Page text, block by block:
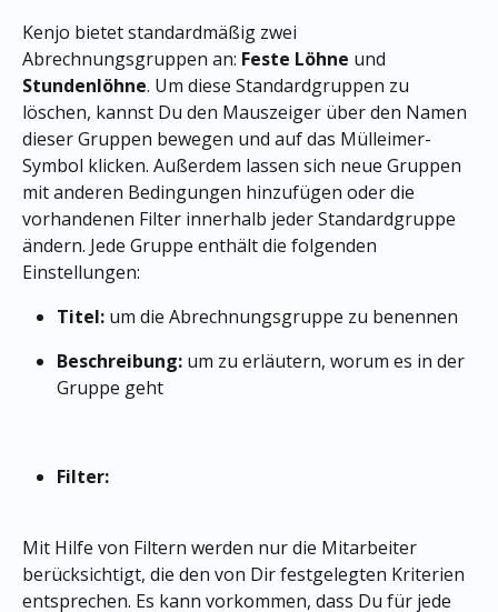
Kenjo bietet standardmäßig zwei
Abrechnungsgruppen an: Feste Löhne und
Stundenlöhne. Um diese Standardgruppen zu
löschen, kannst Du den Mauszeiger über den Namen
dieser Gruppen bewegen und auf das Mülleimer-
Symbol klicken. Außerdem lassen sich neue Gruppen
mit anderen Bedingungen hinzufügen oder die
vorhandenen Filter innerhalb jeder Standardgruppe
ändern. Jede Gruppe enthält die folgenden
Einstellungen:
Titel: um die Abrechnungsgruppe zu benennen
Beschreibung: um zu erläutern, worum es in der
Gruppe geht
Filter:
Mit Hilfe von Filtern werden nur die Mitarbeiter
berücksichtigt, die den von Dir festgelegten Kriterien
entsprechen. Es kann vorkommen, dass Du für jede